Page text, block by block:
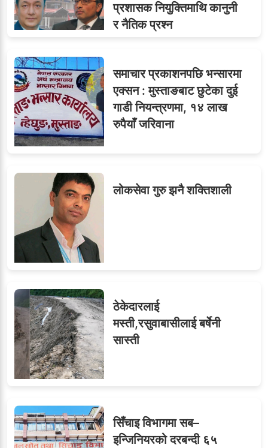
९र दुई लेखापढी व्यवसायी ३ लाख
घुससहित पक्राउ
प्रशासक नियुक्तिमाथि कानुनी
र नैतिक प्रश्न
समाचार प्रकाशनपछि भन्सारमा
एक्सन : मुस्ताङबाट छुटेका दुई
गाडी नियन्त्रणमा, १४ लाख
रुपैयाँ जरिवाना
लोकसेवा गुरु झनै शक्तिशाली
ठेकेदारलाई
मस्ती,रसुवाबासीलाई बर्षेनी
सास्ती
सिँचाइ विभागमा सब–
इन्जिनियरको दरबन्दी ६५